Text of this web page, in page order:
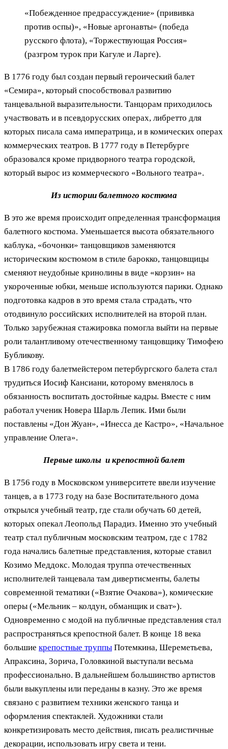
«Побежденное предрассуждение» (прививка
против оспы)», «Новые аргонавты» (победа
русского флота), «Торжествующая Россия»
(разгром турок при Кагуле и Ларге).
В 1776 году был создан первый героический балет
«Семира», который способствовал развитию
танцевальной выразительности. Танцорам приходилось
участвовать и в псевдорусских операх, либретто для
которых писала сама императрица, и в комических операх
коммерческих театров. В 1777 году в Петербурге
образовался кроме придворного театра городской,
который вырос из коммерческого «Вольного театра».
Из истории балетного костюма
В это же время происходит определенная трансформация
балетного костюма. Уменьшается высота обязательного
каблука, «бочонки» танцовщиков заменяются
историческим костюмом в стиле барокко, танцовщицы
сменяют неудобные кринолины в виде «корзин» на
укороченные юбки, меньше используются парики. Однако
подготовка кадров в это время стала страдать, что
отодвинуло российских исполнителей на второй план.
Только зарубежная стажировка помогла выйти на первые
роли талантливому отечественному танцовщику Тимофею
Бубликову.
В 1786 году балетмейстером петербургского балета стал
трудиться Иосиф Кансиани, которому вменялось в
обязанность воспитать достойные кадры. Вместе с ним
работал ученик Новера Шарль Лепик. Ими были
поставлены «Дон Жуан», «Инесса де Кастро», «Начальное
управление Олега».
Первые школы и крепостной балет
В 1756 году в Московском университете ввели изучение
танцев, а в 1773 году на базе Воспитательного дома
открылся учебный театр, где стали обучать 60 детей,
которых опекал Леопольд Парадиз. Именно это учебный
театр стал публичным московским театром, где с 1782
года начались балетные представления, которые ставил
Козимо Меддокс. Молодая труппа отечественных
исполнителей танцевала там дивертисменты, балеты
современной тематики («Взятие Очакова»), комические
оперы («Мельник – колдун, обманщик и сват»).
Одновременно с модой на публичные представления стал
распространяться крепостной балет. В конце 18 века
большие крепостные труппы Потемкина, Шереметьева,
Апраксина, Зорича, Головкиной выступали весьма
профессионально. В дальнейшем большинство артистов
были выкуплены или переданы в казну. Это же время
связано с развитием техники женского танца и
оформления спектаклей. Художники стали
конкретизировать место действия, писать реалистичные
декорации, использовать игру света и тени.